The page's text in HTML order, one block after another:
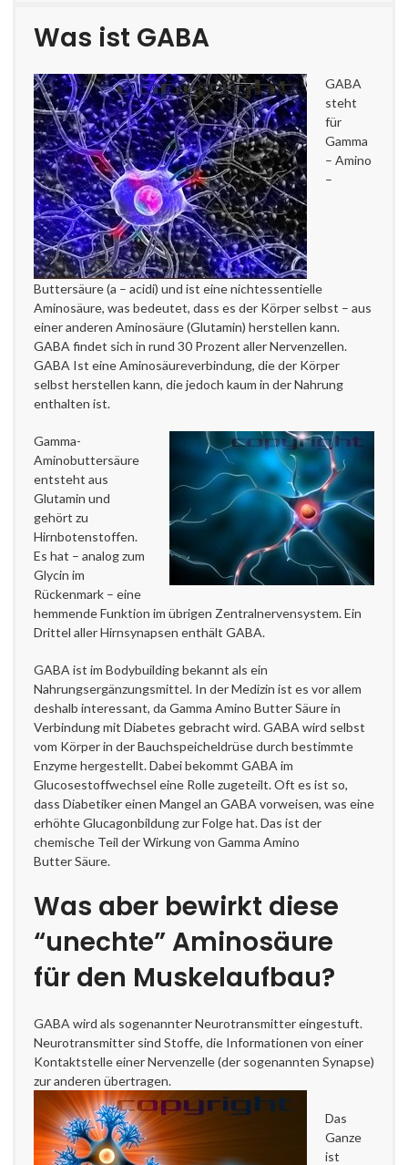
Was ist GABA
GABA
steht
für
Gamma
– Amino
–
Buttersäure (a – acidi) und ist eine nichtessentielle
Aminosäure, was bedeutet, dass es der Körper selbst – aus
einer anderen Aminosäure (Glutamin) herstellen kann.
GABA findet sich in rund 30 Prozent aller Nervenzellen.
GABA Ist eine Aminosäureverbindung, die der Körper
selbst herstellen kann, die jedoch kaum in der Nahrung
enthalten ist.
Gamma-
Aminobuttersäure
entsteht aus
Glutamin und
gehört zu
Hirnbotenstoffen.
Es hat – analog zum
Glycin im
Rückenmark – eine
hemmende Funktion im übrigen Zentralnervensystem. Ein
Drittel aller Hirnsynapsen enthält GABA.
GABA ist im Bodybuilding bekannt als ein
Nahrungsergänzungsmittel. In der Medizin ist es vor allem
deshalb interessant, da Gamma Amino Butter Säure in
Verbindung mit Diabetes gebracht wird. GABA wird selbst
vom Körper in der Bauchspeicheldrüse durch bestimmte
Enzyme hergestellt. Dabei bekommt GABA im
Glucosestoffwechsel eine Rolle zugeteilt. Oft es ist so,
dass Diabetiker einen Mangel an GABA vorweisen, was eine
erhöhte Glucagonbildung zur Folge hat. Das ist der
chemische Teil der Wirkung von Gamma Amino
Butter Säure.
Was aber bewirkt diese
“unechte” Aminosäure
für den Muskelaufbau?
GABA wird als sogenannter Neurotransmitter eingestuft.
Neurotransmitter sind Stoffe, die Informationen von einer
Kontaktstelle einer Nervenzelle (der sogenannten Synapse)
zur anderen übertragen.
Das
Ganze
ist